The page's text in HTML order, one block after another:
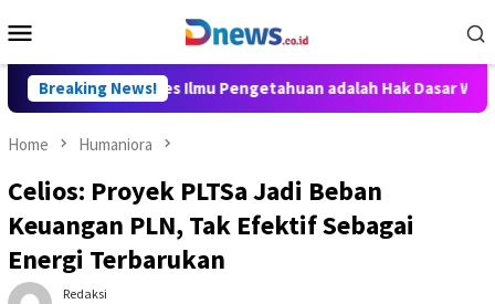
to
Menu
Breaking News!
Akses Ilmu Pengetahuan adalah Hak Dasar Warga Negara
Home Humaniora
Celios: Proyek PLTSa Jadi Beban
Keuangan PLN, Tak Efektif Sebagai
Energi Terbarukan
Redaksi